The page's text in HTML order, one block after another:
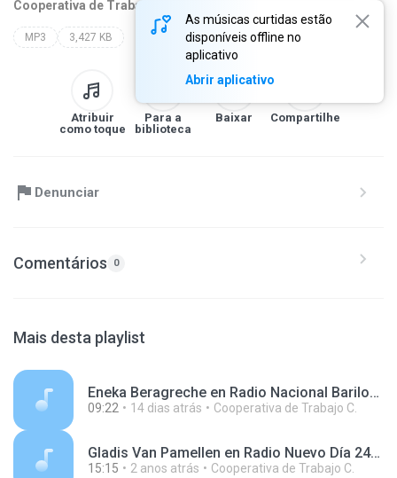
As músicas curtidas estão
disponíveis offline no
aplicativo
Abrir aplicativo
Cooperativa de Traba
MP3 3,427 KB
Atribuir
como toque
Para a
biblioteca
Baixar Compartilhe
Denunciar
Comentários 0
Mais desta playlist
Eneka Beragreche en Radio Nacional Bariloche 260722.mp3
09:22 14 dias atrás Cooperativa de Trabajo C.
Gladis Van Pamellen en Radio Nuevo Día 240724.mp3
15:15 2 anos atrás Cooperativa de Trabajo C.